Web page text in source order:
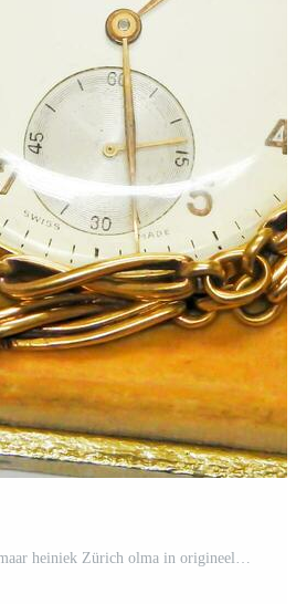
antiek gouden zak- kijk maar heiniek Zürich olma in origineel doos Gratis Foto